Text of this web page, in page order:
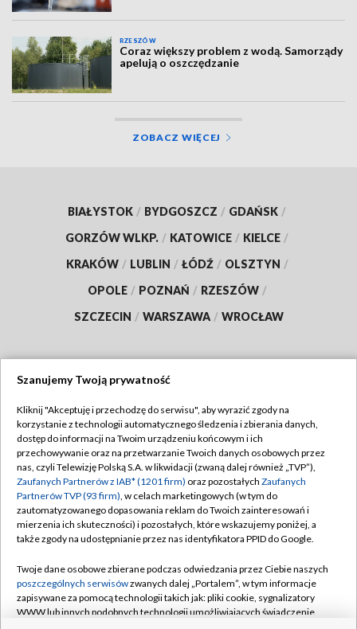
RZESZÓW
Coraz większy problem z wodą. Samorządy
apelują o oszczędzanie
ZOBACZ WIĘCEJ
BIAŁYSTOK / BYDGOSZCZ / GDAŃSK /
GORZÓW WLKP. / KATOWICE / KIELCE /
KRAKÓW / LUBLIN / ŁÓDŹ / OLSZTYN /
OPOLE / POZNAŃ / RZESZÓW /
SZCZECIN / WARSZAWA / WROCŁAW
TVP
Abonament TVP
Emisja w TVP
Centrum informacji TVP
Naziemna Telewizja Cyfrowa
Rada Programowa
System NOS
Regulamin TVP
Polityka prywatności
Moje zgody
Pomoc
Kontakt
Szanujemy Twoją prywatność
Kliknij "Akceptuję i przechodzę do serwisu", aby wyrazić zgody na
korzystanie z technologii automatycznego śledzenia i zbierania danych,
dostęp do informacji na Twoim urządzeniu końcowym i ich
przechowywanie oraz na przetwarzanie Twoich danych osobowych przez
nas, czyli Telewizję Polską S.A. w likwidacji (zwaną dalej również „TVP”),
Zaufanych Partnerów z IAB* (1201 firm) oraz pozostałych Zaufanych
Partnerów TVP (93 firm), w celach marketingowych (w tym do
zautomatyzowanego dopasowania reklam do Twoich zainteresowań i
mierzenia ich skuteczności) i pozostałych, które wskazujemy poniżej, a
także zgody na udostępnianie przez nas identyfikatora PPID do Google.
Twoje dane osobowe zbierane podczas odwiedzania przez Ciebie naszych
poszczególnych serwisówzwanych dalej „Portalem”, w tym informacje
zapisywane za pomocą technologii takich jak: pliki cookie, sygnalizatory
WWW lub innych podobnych technologii umożliwiających świadczenie